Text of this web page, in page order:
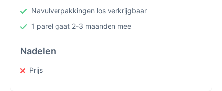
Navulverpakkingen los verkrijgbaar
1 parel gaat 2-3 maanden mee
Nadelen
Prijs